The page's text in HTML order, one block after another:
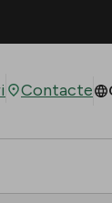
Contacte